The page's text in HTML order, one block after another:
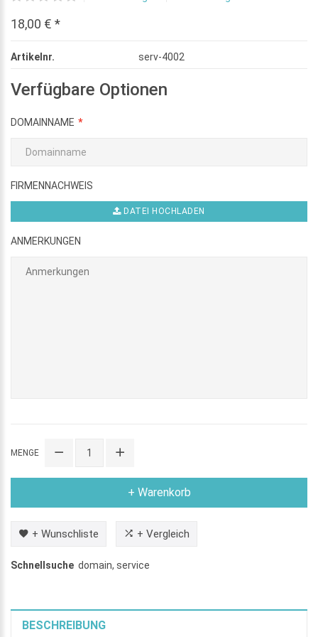
18,00 € *
Artikelnr. serv-4002
Verfügbare Optionen
DOMAINNAME
FIRMENNACHWEIS
DATEI HOCHLADEN
ANMERKUNGEN
MENGE
+ Warenkorb
+ Wunschliste + Vergleich
Schnellsuche domain, service
BESCHREIBUNG